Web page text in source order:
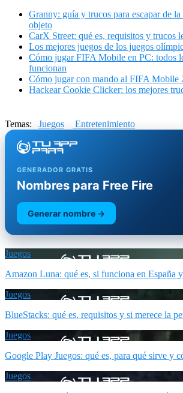
Granny: guía y trucos para escapar de la
objeto
CarX Street: qué es, requisitos y trucos
Los mejores juegos de los juegos
Cómo jugar FIFA Mobile en PC: todos
funcionan
Cómo jugar con mando al FIFA Mobile
Hackear Cookie Clicker: los mejores
Temas: Juegos Entretenimiento
GENERADOR GRATIS
Nombres para Free Fire
Generar nombre →
Juegos
Amazon Luna: qué es, si funciona en España
Juegos
BlueStacks: qué es, requisitos y si merece la
Juegos
Google Play Juegos: qué es, para qué sirve y
Juegos